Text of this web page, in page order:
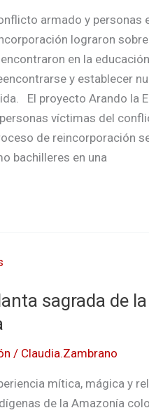
armado y personas
lograron
en la
y establecer
El proyecto Arando la
víctimas del
de reincorporación
bachilleres en una
sagrada de la
/ Claudia.Zambrano
mítica, mágica y
de la Amazonía